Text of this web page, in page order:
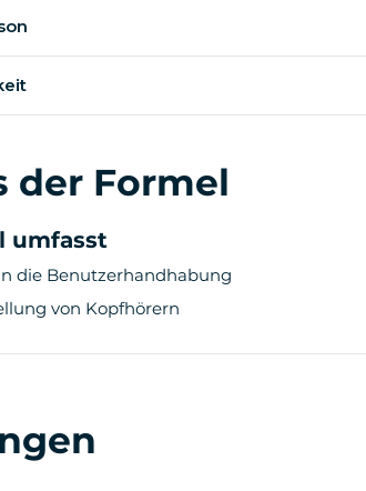
der Formel
umfasst
die Benutzerhandhabung
von Kopfhörern